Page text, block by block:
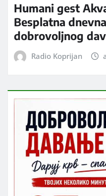
Humani gest
Besplatna
dobrovoljnog
Radio Koprijan